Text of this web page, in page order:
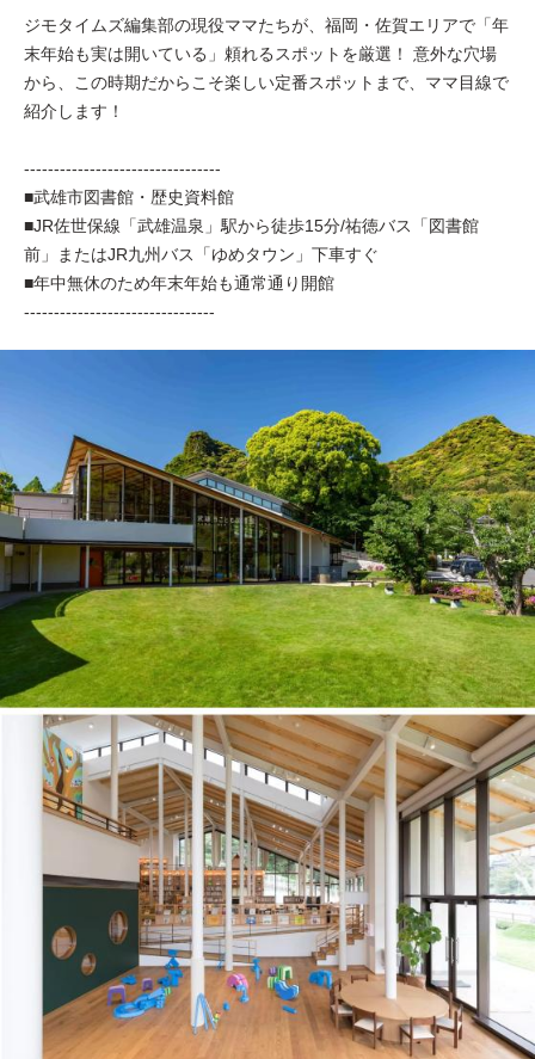
ジモタイムズ編集部の現役ママたちが、福岡・佐賀エリアで「年
末年始も実は開いている」頼れるスポットを厳選！ 意外な穴場
から、この時期だからこそ楽しい定番スポットまで、ママ目線で
紹介します！
---------------------------------
■武雄市図書館・歴史資料館
■JR佐世保線「武雄温泉」駅から徒歩15分/祐徳バス「図書館
前」またはJR九州バス「ゆめタウン」下車すぐ
■年中無休のため年末年始も通常通り開館
--------------------------------